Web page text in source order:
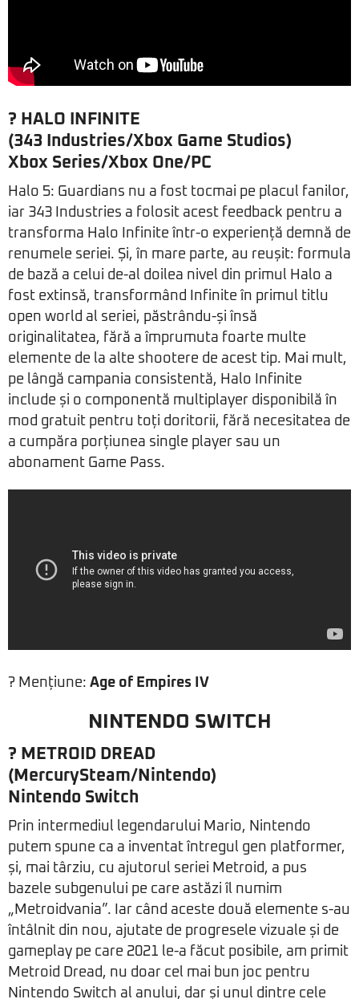
? HALO INFINITE
(343 Industries/Xbox Game Studios)
Xbox Series/Xbox One/PC
Halo 5: Guardians nu a fost tocmai pe placul fanilor,
iar 343 Industries a folosit acest feedback pentru a
transforma Halo Infinite într-o experiență demnă de
renumele seriei. Și, în mare parte, au reușit: formula
de bază a celui de-al doilea nivel din primul Halo a
fost extinsă, transformând Infinite în primul titlu
open world al seriei, păstrându-și însă
originalitatea, fără a împrumuta foarte multe
elemente de la alte shootere de acest tip. Mai mult,
pe lângă campania consistentă, Halo Infinite
include și o componentă multiplayer disponibilă în
mod gratuit pentru toți doritorii, fără necesitatea de
a cumpăra porțiunea single player sau un
abonament Game Pass.
? Mențiune: Age of Empires IV
NINTENDO SWITCH
? METROID DREAD
(MercurySteam/Nintendo)
Nintendo Switch
Prin intermediul legendarului Mario, Nintendo
putem spune ca a inventat întregul gen platformer,
și, mai târziu, cu ajutorul seriei Metroid, a pus
bazele subgenului pe care astăzi îl numim
„Metroidvania”. Iar când aceste două elemente s-au
întâlnit din nou, ajutate de progresele vizuale și de
gameplay pe care 2021 le-a făcut posibile, am primit
Metroid Dread, nu doar cel mai bun joc pentru
Nintendo Switch al anului, dar și unul dintre cele